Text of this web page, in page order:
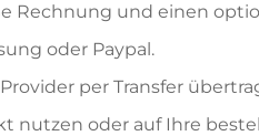
Rechnung und einen
oder Paypal.
per Transfer
nutzen oder auf Ihre